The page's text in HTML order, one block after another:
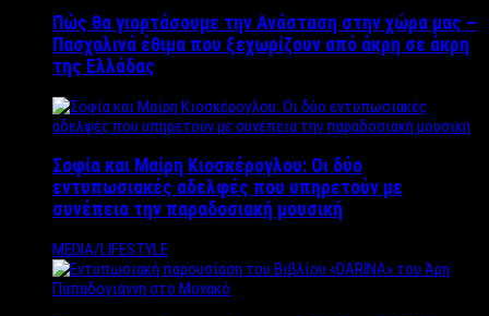
Πώς θα γιορτάσουμε την Ανάσταση στην χώρα μας –
Πασχαλινά έθιμα που ξεχωρίζουν από άκρη σε άκρη
της Ελλάδας
Σοφία και Μαίρη Κιοσκέρογλου: Οι δύο
εντυπωσιακές αδελφές που υπηρετούν με
συνέπεια την παραδοσιακή μουσική
MEDIA/LIFESTYLE